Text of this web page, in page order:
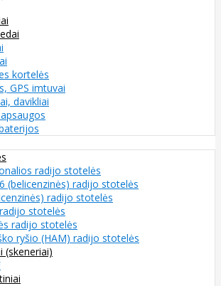
kortelės
GPS imtuvai
davikliai
radijo stotelės
(belicenzinės) radijo stotelės
radijo stotelės
stotelės
radijo stotelės
ryšio (HAM) radijo stotelės
(skeneriai)